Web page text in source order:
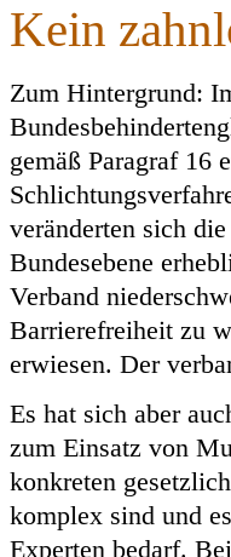
Kein
Zum Hintergrund:
gemäß Paragraf 16
veränderten sich
Bundesebene
Verband
Barrierefreiheit zu
erwiesen. Der
Es hat sich aber
zum Einsatz von
konkreten
komplex sind und
Experten bedarf.